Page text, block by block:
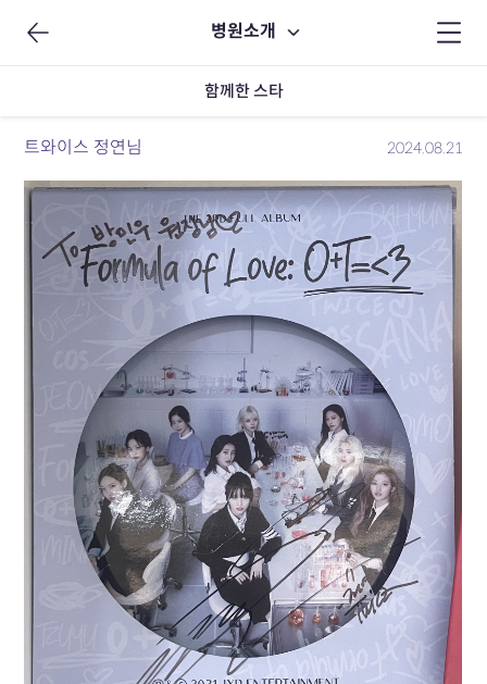
병원소개
함께한 스타
트와이스 정연님 2024.08.21